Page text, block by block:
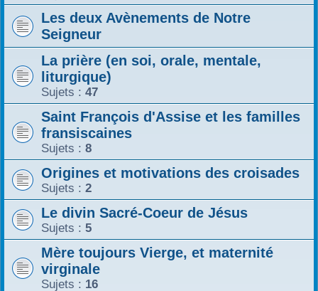
Les deux Avènements de Notre
Seigneur
La prière (en soi, orale, mentale,
liturgique)
Sujets : 47
Saint François d'Assise et les familles
fransiscaines
Sujets : 8
Origines et motivations des croisades
Sujets : 2
Le divin Sacré-Coeur de Jésus
Sujets : 5
Mère toujours Vierge, et maternité
virginale
Sujets : 16